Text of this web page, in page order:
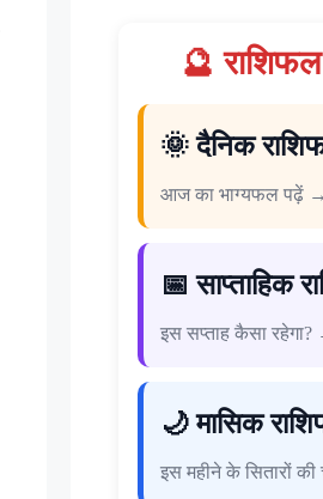
🔮
🌞 दैनिक
आज का भाग्यफल पढ़ें →
📅 साप्ताहिक
इस सप्ताह कैसा रहेगा?
🌙 मासिक
इस महीने के सितारों